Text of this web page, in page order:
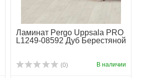
Ламинат Pergo Uppsala PRO
L1249-08592 Дуб Берестяной
(0) В наличии